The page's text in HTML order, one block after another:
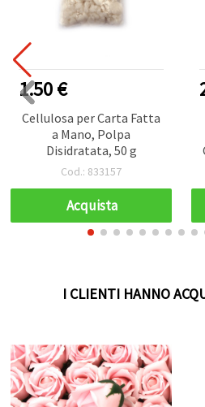
1.50 €
Cellulosa per Carta Fatta
a Mano, Polpa
Disidratata, 50 g
Cod.: 833157
Acquista
I CLIENTI HANNO